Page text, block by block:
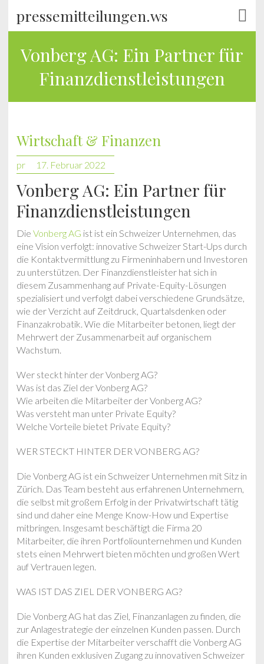
pressemitteilungen.ws
Vonberg AG: Ein Partner für
Finanzdienstleistungen
Wirtschaft & Finanzen
pr 17. Februar 2022
Vonberg AG: Ein Partner für
Finanzdienstleistungen
Die Vonberg AG ist ist ein Schweizer Unternehmen, das
eine Vision verfolgt: innovative Schweizer Start-Ups durch
die Kontaktvermittlung zu Firmeninhabern und Investoren
zu unterstützen. Der Finanzdienstleister hat sich in
diesem Zusammenhang auf Private-Equity-Lösungen
spezialisiert und verfolgt dabei verschiedene Grundsätze,
wie der Verzicht auf Zeitdruck, Quartalsdenken oder
Finanzakrobatik. Wie die Mitarbeiter betonen, liegt der
Mehrwert der Zusammenarbeit auf organischem
Wachstum.
Wer steckt hinter der Vonberg AG?
Was ist das Ziel der Vonberg AG?
Wie arbeiten die Mitarbeiter der Vonberg AG?
Was versteht man unter Private Equity?
Welche Vorteile bietet Private Equity?
WER STECKT HINTER DER VONBERG AG?
Die Vonberg AG ist ein Schweizer Unternehmen mit Sitz in
Zürich. Das Team besteht aus erfahrenen Unternehmern,
die selbst mit großem Erfolg in der Privatwirtschaft tätig
sind und daher eine Menge Know-How und Expertise
mitbringen. Insgesamt beschäftigt die Firma 20
Mitarbeiter, die ihren Portfoliounternehmen und Kunden
stets einen Mehrwert bieten möchten und großen Wert
auf Vertrauen legen.
WAS IST DAS ZIEL DER VONBERG AG?
Die Vonberg AG hat das Ziel, Finanzanlagen zu finden, die
zur Anlagestrategie der einzelnen Kunden passen. Durch
die Expertise der Mitarbeiter verschafft die Vonberg AG
ihren Kunden exklusiven Zugang zu innovativen Schweizer